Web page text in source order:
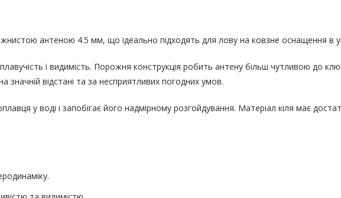
антеною 4.5 мм, що ідеально підходять для лову на ковзне оснащення в
і видимість. Порожня конструкція робить антену більш чутливою до
значній відстані та за несприятливих погодних умов.
у воді і запобігає його надмірному розгойдування. Матеріал кіля має